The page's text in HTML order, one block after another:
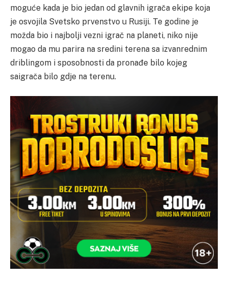
moguće kada je bio jedan od glavnih igrača ekipe koja
je osvojila Svetsko prvenstvo u Rusiji. Te godine je
možda bio i najbolji vezni igrač na planeti, niko nije
mogao da mu parira na sredini terena sa izvanrednim
driblingom i sposobnosti da pronađe bilo kojeg
saigrača bilo gdje na terenu.